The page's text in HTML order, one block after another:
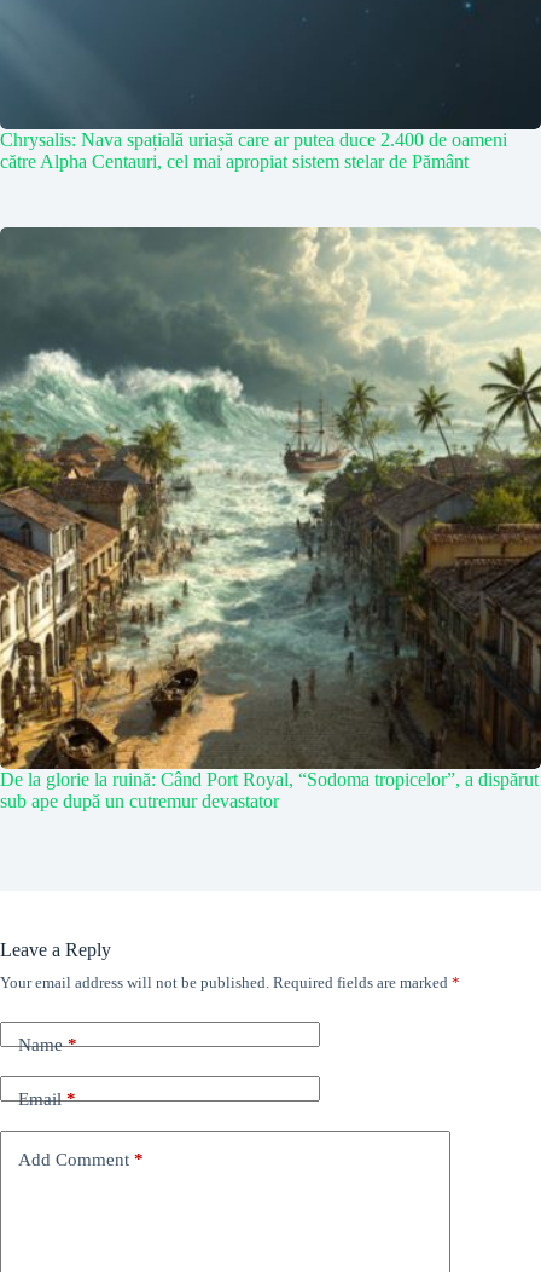
Chrysalis: Nava spațială uriașă care ar putea duce 2.400 de oameni
către Alpha Centauri, cel mai apropiat sistem stelar de Pământ
De la glorie la ruină: Când Port Royal, “Sodoma tropicelor”, a dispărut
sub ape după un cutremur devastator
Leave a Reply
Your email address will not be published. Required fields are marked *
Name*
Email*
Add Comment *